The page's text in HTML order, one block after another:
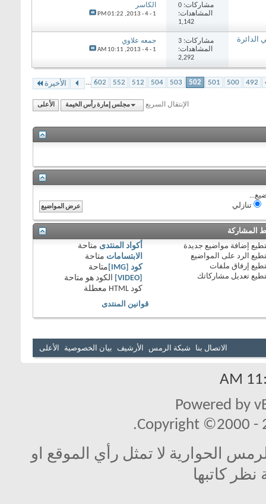
مشاركات: 0
المشاهدات:
1,142
الكاسر
1 - 4 - 2013,
01:22 PM
الدائرة
مشاركات: 3
المشاهدات:
2,292
جمعه علاوي
1 - 4 - 2013,
10:11 AM
492
500
501
502
503
504
512
552
602
... الأخيرة
الإنتقال السريع مجلس إمارة رأس الخيمة الأعلى
تنازلي
المشاركة
إضافة مواضيع جديدة
الرد على المواضيع
إرفاق ملفات
تعديل مشاركاتك
أكواد المنتدى متاحة
الابتسامات متاحة
كود [IMG]
متاحة
الكود هو متاحة
كود HTML
معطلة
قوانين المنتدى
الاتصال بنا شبكة الرمس الأرشيف بيان الخصوصية الأعلى
Powered by
Copyright ©2000 -
الحوارية لا تمثل رأي الموقع او
نظر كاتبها